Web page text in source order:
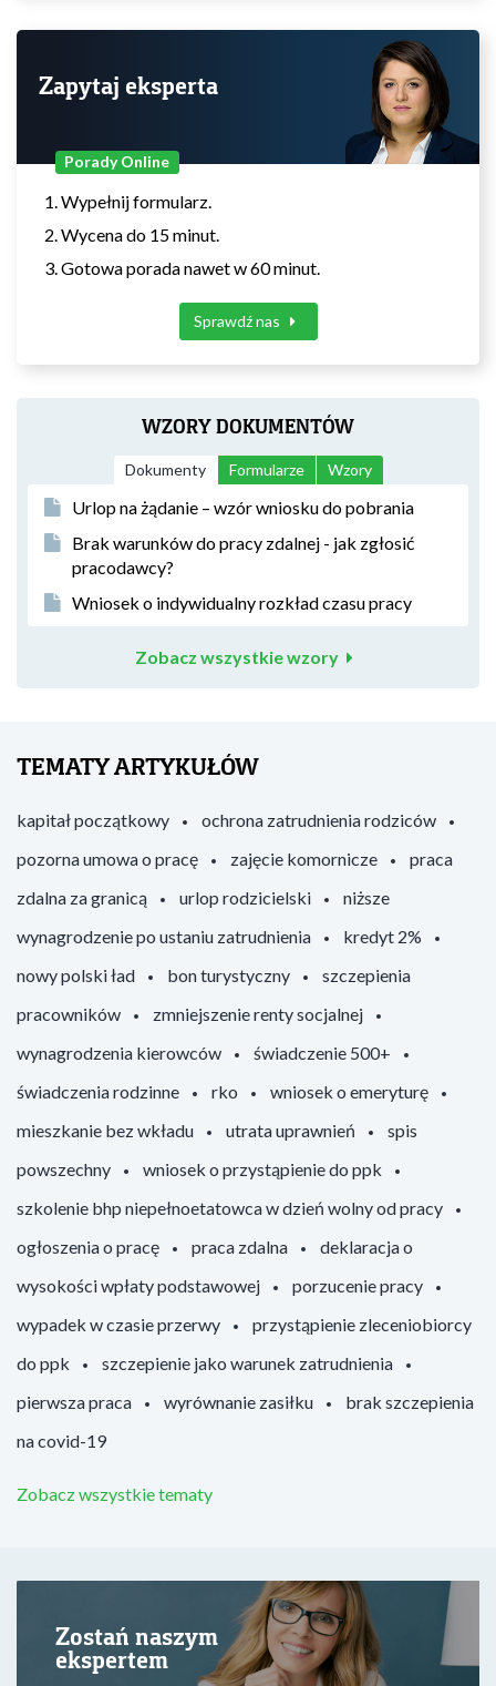
Zapytaj eksperta
Porady Online
Wypełnij formularz.
Wycena do 15 minut.
Gotowa porada nawet w 60 minut.
Sprawdź nas
WZORY DOKUMENTÓW
Dokumenty Formularze Wzory
Urlop na żądanie – wzór wniosku do pobrania
Brak warunków do pracy zdalnej - jak zgłosić
pracodawcy?
Wniosek o indywidualny rozkład czasu pracy
Zobacz wszystkie wzory
TEMATY ARTYKUŁÓW
kapitał początkowy
ochrona zatrudnienia rodziców
pozorna umowa o pracę
zajęcie komornicze
praca
zdalna za granicą
urlop rodzicielski
niższe
wynagrodzenie po ustaniu zatrudnienia
kredyt 2%
nowy polski ład
bon turystyczny
szczepienia
pracowników
zmniejszenie renty socjalnej
wynagrodzenia kierowców
świadczenie 500+
świadczenia rodzinne
rko
wniosek o emeryturę
mieszkanie bez wkładu
utrata uprawnień
spis
powszechny
wniosek o przystąpienie do ppk
szkolenie bhp niepełnoetatowca w dzień wolny od pracy
ogłoszenia o pracę
praca zdalna
deklaracja o
wysokości wpłaty podstawowej
porzucenie pracy
wypadek w czasie przerwy
przystąpienie zleceniobiorcy
do ppk
szczepienie jako warunek zatrudnienia
pierwsza praca
wyrównanie zasiłku
brak szczepienia
na covid-19
Zobacz wszystkie tematy
Zostań naszym
ekspertem